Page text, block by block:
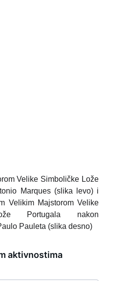
Velike Simboličke Lože
Marques (slika levo) i
Velikim Majstorom Velike
Portugala nakon
Pauleta (slika desno)
aktivnostima